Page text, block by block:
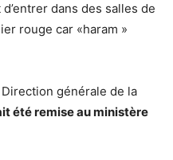
dans des salles de
rouge car «haram »
générale de la
été remise au ministère